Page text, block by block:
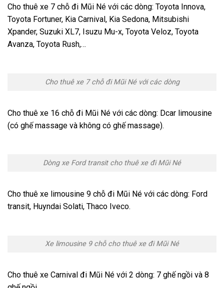
Cho thuê xe 7 chỗ đi Mũi Né với các dòng: Toyota Innova,
Toyota Fortuner, Kia Carnival, Kia Sedona, Mitsubishi
Xpander, Suzuki XL7, Isuzu Mu-x, Toyota Veloz, Toyota
Avanza, Toyota Rush,…
Cho thuê xe 7 chỗ đi Mũi Né với các dòng
Cho thuê xe 16 chỗ đi Mũi Né với các dòng: Dcar limousine
(có ghế massage và không có ghế massage).
Dòng xe Ford transit cho thuê xe đi Mũi Né
Cho thuê xe limousine 9 chỗ đi Mũi Né với các dòng: Ford
transit, Huyndai Solati, Thaco Iveco.
Xe limousine 9 chỗ cho thuê xe đi Mũi Né
Cho thuê xe Carnival đi Mũi Né với 2 dòng: 7 ghế ngồi và 8